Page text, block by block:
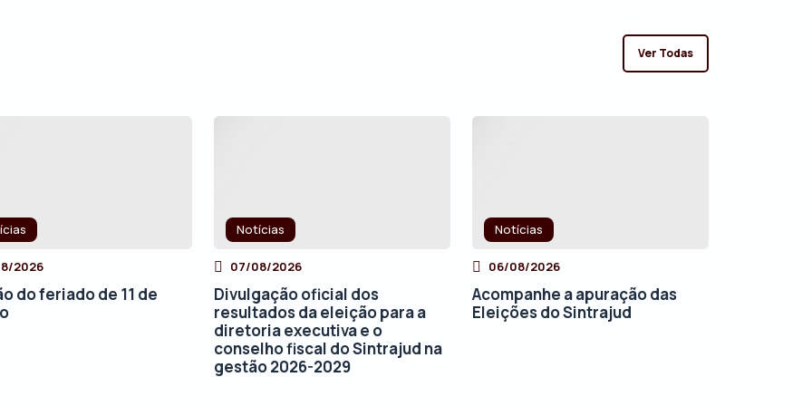
Ver Todas
2026
do feriado de 11 de
Notícias
07/08/2026
Divulgação oficial dos
resultados da eleição para a
diretoria executiva e o
conselho fiscal do Sintrajud na
gestão 2026-2029
Notícias
06/08/2026
Acompanhe a apuração das
Eleições do Sintrajud